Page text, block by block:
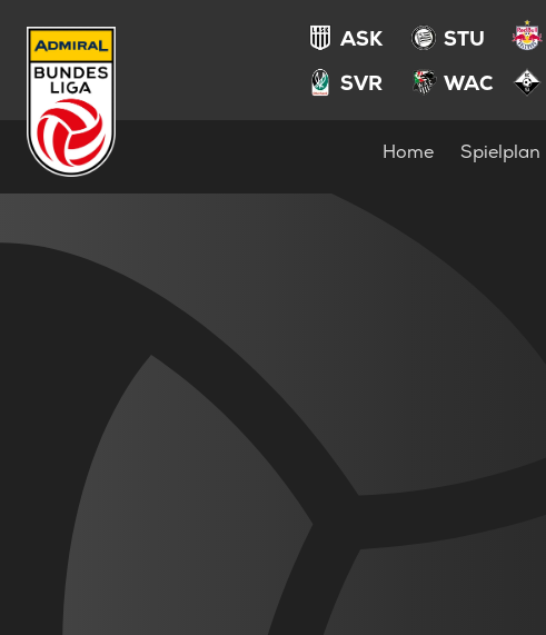
ASK STU
SVR
WAC
Home Spielplan